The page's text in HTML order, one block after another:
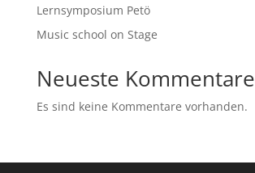
Lernsymposium Petö
Music school on Stage
Neueste Kommentare
Es sind keine Kommentare vorhanden.